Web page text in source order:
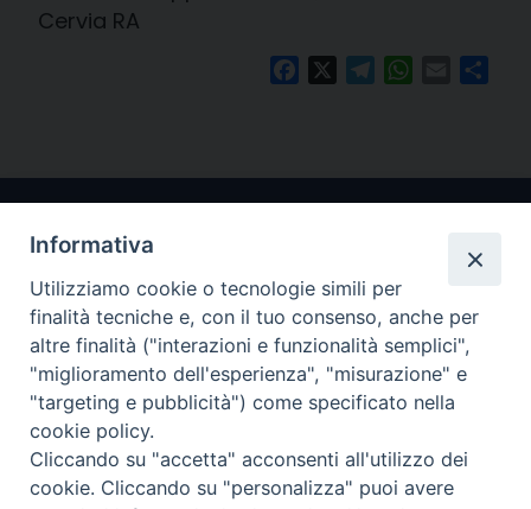
Cervia RA
FacebookTelegram
WhatsApp
Email
Arcidiocesi di Ravenna-Cervia
CONTATTI
Piazza Arcivescovado, 1 48121- Ravenna
Informativa
Utilizziamo cookie o tecnologie simili per
finalità tecniche e, con il tuo consenso, anche per
altre finalità ("interazioni e funzionalità semplici",
"miglioramento dell'esperienza", "misurazione" e
"targeting e pubblicità") come specificato nella
cookie policy.
Cliccando su "accetta" acconsenti all'utilizzo dei
cookie. Cliccando su "personalizza" puoi avere